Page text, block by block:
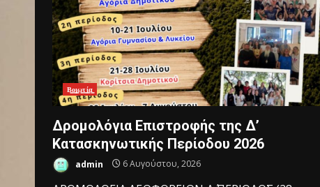
Β͇ο͇ι͇ω͇τ͇ί͇α͇
Δρομολόγια Επιστροφής της Δ’
Κατασκηνωτικής Περίοδου 2026
admin 6 Αυγούστου, 2026